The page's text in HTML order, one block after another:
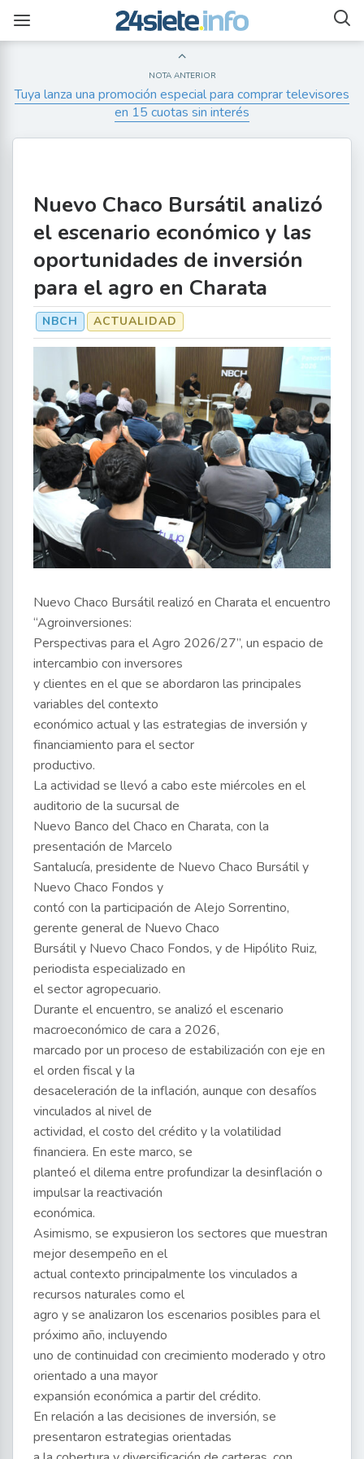
NOTA ANTERIOR
Tuya lanza una promoción especial para comprar televisores
en 15 cuotas sin interés
Nuevo Chaco Bursátil analizó
el escenario económico y las
oportunidades de inversión
para el agro en Charata
NBCH ACTUALIDAD
Nuevo Chaco Bursátil realizó en Charata el encuentro
“Agroinversiones:
Perspectivas para el Agro 2026/27”, un espacio de
intercambio con inversores
y clientes en el que se abordaron las principales
variables del contexto
económico actual y las estrategias de inversión y
financiamiento para el sector
productivo.
La actividad se llevó a cabo este miércoles en el
auditorio de la sucursal de
Nuevo Banco del Chaco en Charata, con la
presentación de Marcelo
Santalucía, presidente de Nuevo Chaco Bursátil y
Nuevo Chaco Fondos y
contó con la participación de Alejo Sorrentino,
gerente general de Nuevo Chaco
Bursátil y Nuevo Chaco Fondos, y de Hipólito Ruiz,
periodista especializado en
el sector agropecuario.
Durante el encuentro, se analizó el escenario
macroeconómico de cara a 2026,
marcado por un proceso de estabilización con eje en
el orden fiscal y la
desaceleración de la inflación, aunque con desafíos
vinculados al nivel de
actividad, el costo del crédito y la volatilidad
financiera. En este marco, se
planteó el dilema entre profundizar la desinflación o
impulsar la reactivación
económica.
Asimismo, se expusieron los sectores que muestran
mejor desempeño en el
actual contexto principalmente los vinculados a
recursos naturales como el
agro y se analizaron los escenarios posibles para el
próximo año, incluyendo
uno de continuidad con crecimiento moderado y otro
orientado a una mayor
expansión económica a partir del crédito.
En relación a las decisiones de inversión, se
presentaron estrategias orientadas